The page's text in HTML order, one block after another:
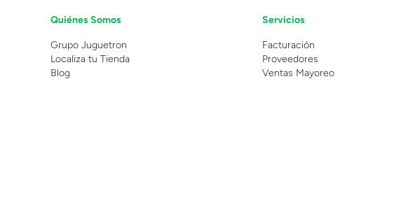
Quiénes Somos
Grupo Juguetron
Localiza tu Tienda
Blog
Servicios
Facturación
Proveedores
Ventas Mayoreo